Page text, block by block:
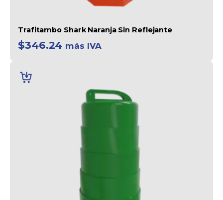
Trafitambo Shark Naranja Sin Reflejante
$346.24 más IVA
AÑADIR
AL
CARRITO